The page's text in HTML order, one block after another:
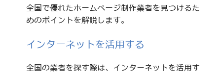
全国で優れたホームページ制作業者を見つけるた
めのポイントを解説します。
インターネットを活用する
全国の業者を探す際は、インターネットを活用す